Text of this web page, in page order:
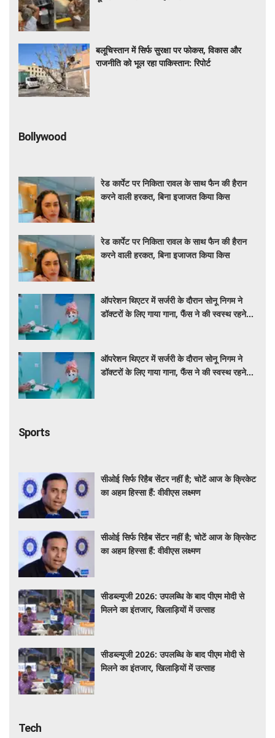
बलूचिस्तान में सिर्फ सुरक्षा पर फोकस, विकास और
राजनीति को भूल रहा पाकिस्तान: रिपोर्ट
Bollywood
रेड कार्पेट पर निकिता रावल के साथ फैन की हैरान
करने वाली हरकत, बिना इजाजत किया किस
रेड कार्पेट पर निकिता रावल के साथ फैन की हैरान
करने वाली हरकत, बिना इजाजत किया किस
ऑपरेशन थिएटर में सर्जरी के दौरान सोनू निगम ने
डॉक्टरों के लिए गाया गाना, फैंस ने की स्वस्थ रहने
ऑपरेशन थिएटर में सर्जरी के दौरान सोनू निगम ने
डॉक्टरों के लिए गाया गाना, फैंस ने की स्वस्थ रहने
Sports
सीओई सिर्फ रिहैब सेंटर नहीं है; चोटें आज के क्रिकेट
का अहम हिस्सा हैं: वीवीएस लक्ष्मण
सीओई सिर्फ रिहैब सेंटर नहीं है; चोटें आज के क्रिकेट
का अहम हिस्सा हैं: वीवीएस लक्ष्मण
सीडब्ल्यूजी 2026: उपलब्धि के बाद पीएम मोदी से
मिलने का इंतजार, खिलाड़ियों में उत्साह
सीडब्ल्यूजी 2026: उपलब्धि के बाद पीएम मोदी से
मिलने का इंतजार, खिलाड़ियों में उत्साह
Tech